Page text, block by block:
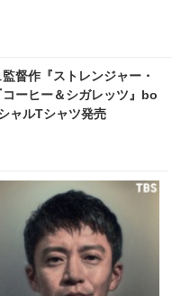
督作『ストレンジャー・
ーヒー＆シガレッツ』bo
ャルTシャツ発売